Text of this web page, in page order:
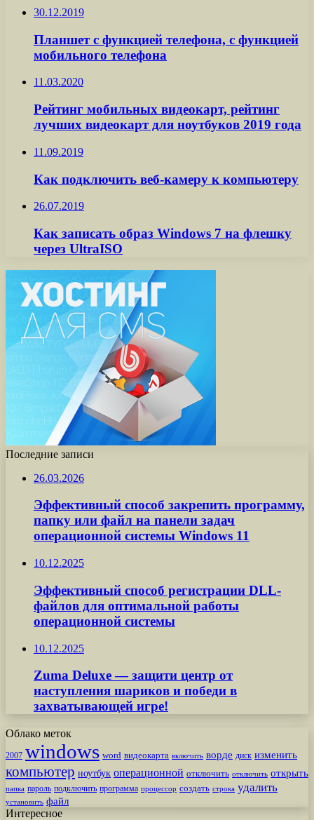
30.12.2019
Планшет с функцией телефона, с функцией
мобильного телефона
11.03.2020
Рейтинг мобильных видеокарт, рейтинг
лучших видеокарт для ноутбуков 2019 года
11.09.2019
Как подключить веб-камеру к компьютеру
26.07.2019
Как записать образ Windows 7 на флешку
через UltraISO
Последние записи
26.03.2026
Эффективный способ закрепить программу,
папку или файл на панели задач
операционной системы Windows 11
10.12.2025
Эффективный способ регистрации DLL-
файлов для оптимальной работы
операционной системы
10.12.2025
Zuma Deluxe — защити центр от
наступления шариков и победи в
захватывающей игре!
Облако меток
2007 windows word видеокарта включить ворде диск изменить
компьютер ноутбук операционной отключить отключить открыть
папка пароль подключить программа процессор создать строка удалить
установить файл
Интересное